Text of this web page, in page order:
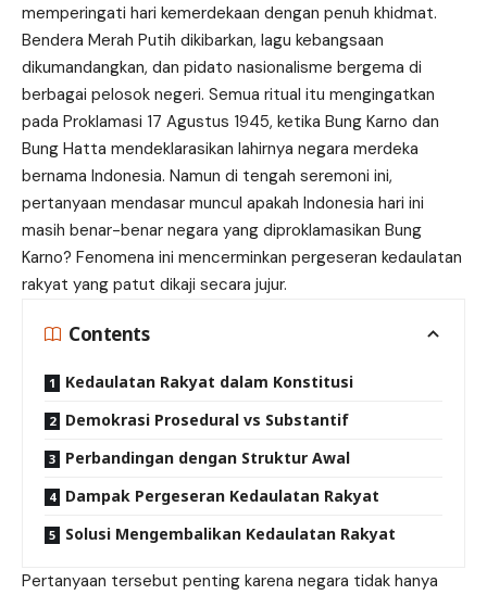
memperingati hari kemerdekaan dengan penuh khidmat.
Bendera Merah Putih dikibarkan, lagu kebangsaan
dikumandangkan, dan pidato nasionalisme bergema di
berbagai pelosok negeri. Semua ritual itu mengingatkan
pada Proklamasi 17 Agustus 1945, ketika Bung Karno dan
Bung Hatta mendeklarasikan lahirnya negara merdeka
bernama Indonesia. Namun di tengah seremoni ini,
pertanyaan mendasar muncul apakah Indonesia hari ini
masih benar-benar negara yang diproklamasikan Bung
Karno? Fenomena ini mencerminkan pergeseran kedaulatan
rakyat yang patut dikaji secara jujur.
Contents
Kedaulatan Rakyat dalam Konstitusi
Demokrasi Prosedural vs Substantif
Perbandingan dengan Struktur Awal
Dampak Pergeseran Kedaulatan Rakyat
Solusi Mengembalikan Kedaulatan Rakyat
Pertanyaan tersebut penting karena negara tidak hanya